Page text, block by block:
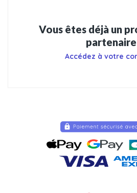
Vous êtes déjà un
partenaire
Accédez à votre